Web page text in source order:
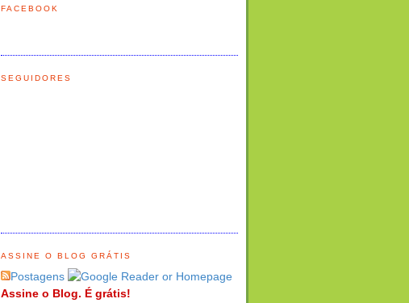
FACEBOOK
SEGUIDORES
ASSINE O BLOG GRÁTIS
Postagens
Assine o Blog. É grátis!